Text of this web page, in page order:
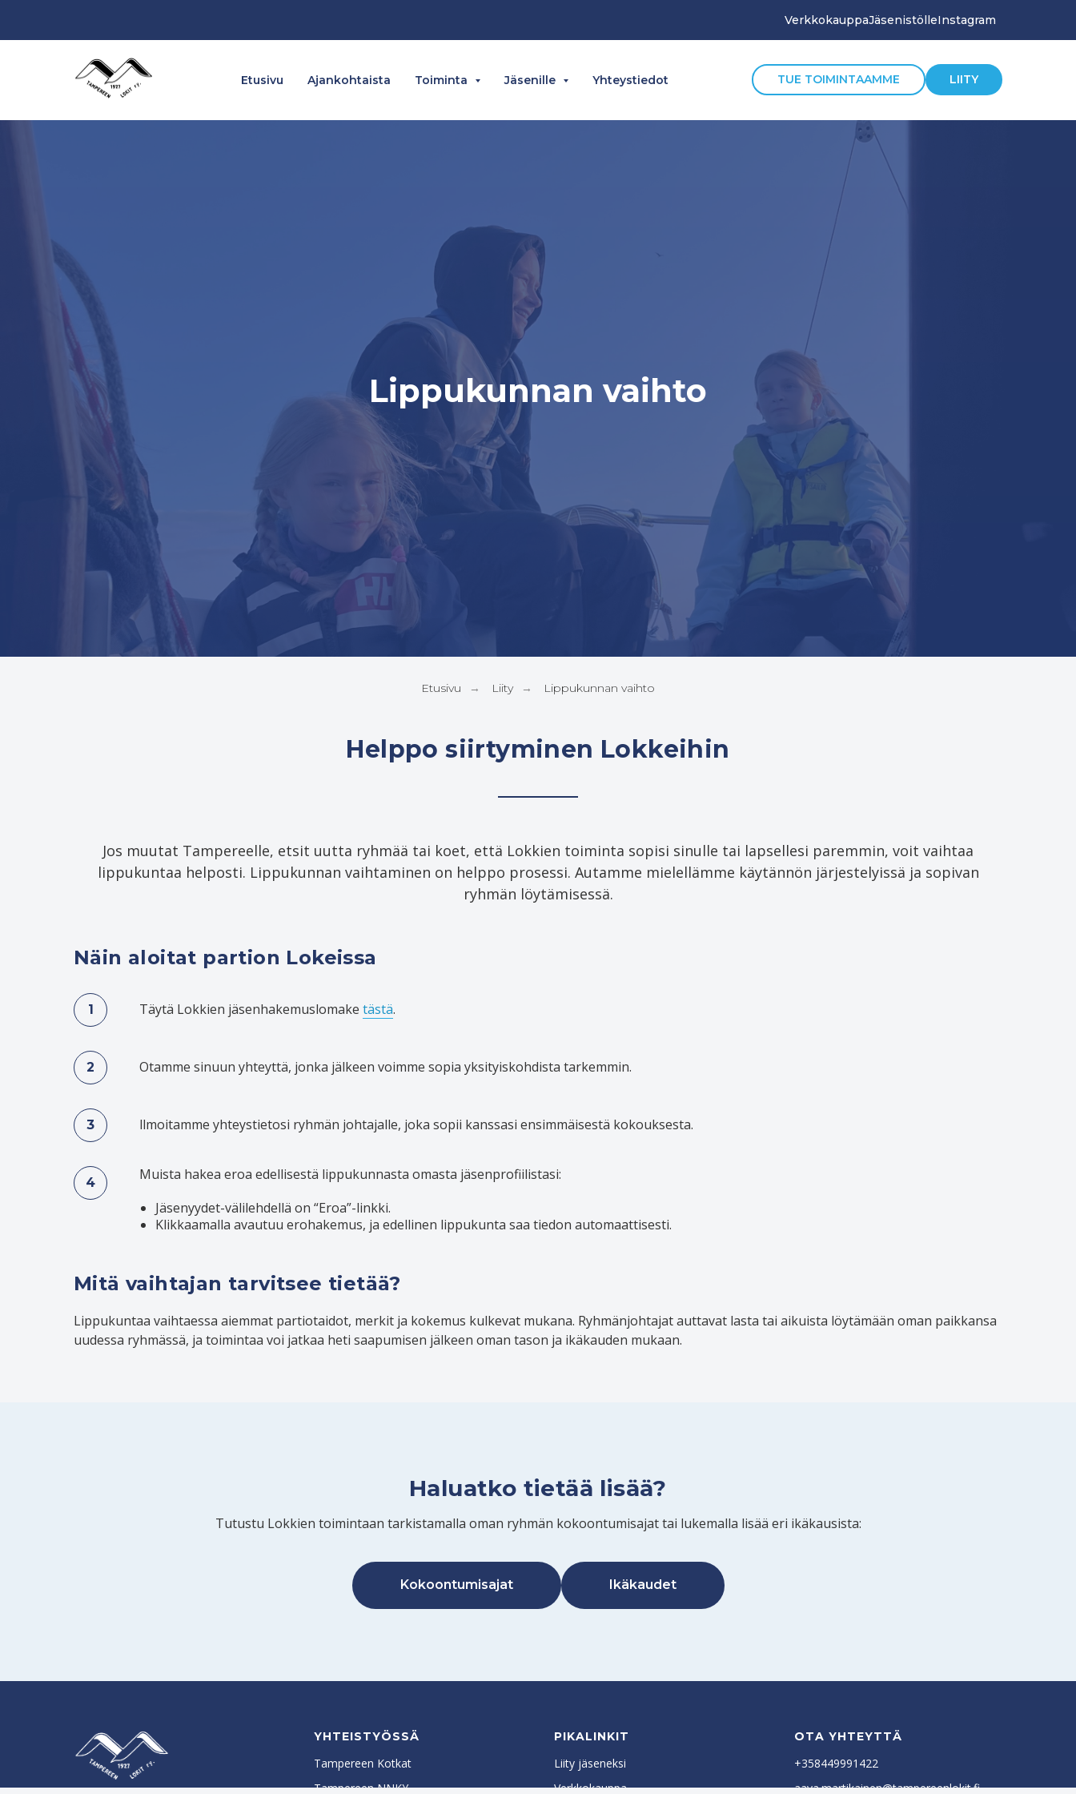
VerkkokauppaJäsenistölleInstagram
Etusivu Ajankohtaista Toiminta Jäsenille Yhteystiedot TUE TOIMINTAAMME LIITY
Lippukunnan vaihto
Etusivu → Liity → Lippukunnan vaihto
Helppo siirtyminen Lokkeihin
Jos muutat Tampereelle, etsit uutta ryhmää tai koet, että Lokkien toiminta sopisi sinulle tai lapsellesi paremmin, voit vaihtaa
lippukuntaa helposti. Lippukunnan vaihtaminen on helppo prosessi. Autamme mielellämme käytännön järjestelyissä ja sopivan
ryhmän löytämisessä.
Näin aloitat partion Lokeissa
Täytä Lokkien jäsenhakemuslomake tästä.
Otamme sinuun yhteyttä, jonka jälkeen voimme sopia yksityiskohdista tarkemmin.
llmoitamme yhteystietosi ryhmän johtajalle, joka sopii kanssasi ensimmäisestä kokouksesta.
Muista hakea eroa edellisestä lippukunnasta omasta jäsenprofiilistasi:
Jäsenyydet-välilehdellä on “Eroa”-linkki.
Klikkaamalla avautuu erohakemus, ja edellinen lippukunta saa tiedon automaattisesti.
Mitä vaihtajan tarvitsee tietää?
Lippukuntaa vaihtaessa aiemmat partiotaidot, merkit ja kokemus kulkevat mukana. Ryhmänjohtajat auttavat lasta tai aikuista löytämään oman paikkansa
uudessa ryhmässä, ja toimintaa voi jatkaa heti saapumisen jälkeen oman tason ja ikäkauden mukaan.
Haluatko tietää lisää?
Tutustu Lokkien toimintaan tarkistamalla oman ryhmän kokoontumisajat tai lukemalla lisää eri ikäkausista:
Kokoontumisajat Ikäkaudet
YHTEISTYÖSSÄ
Tampereen Kotkat
Tampereen NNKY
PIKALINKIT
Liity jäseneksi
Verkkokauppa
OTA YHTEYTTÄ
+358449991422
aava.martikainen@tampereenlokit.fi